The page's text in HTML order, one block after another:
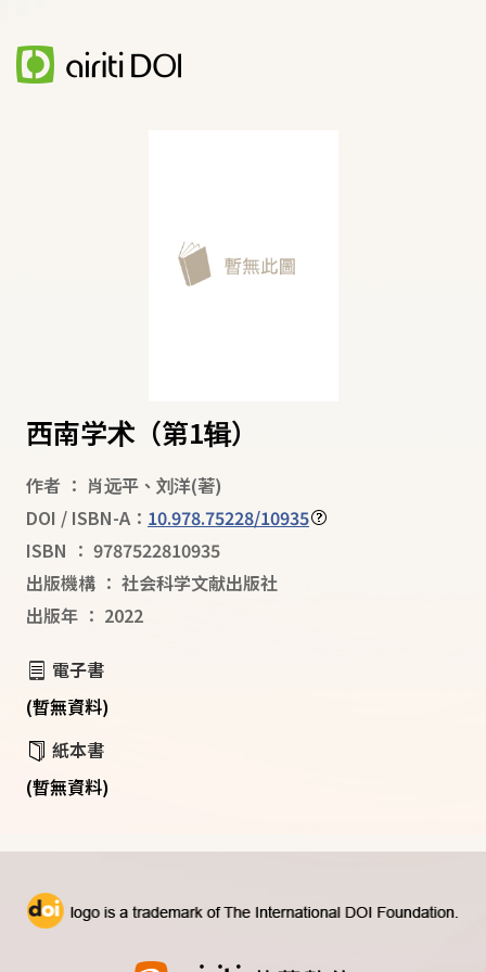
西南学术（第1辑）
作者 ： 肖远平 、 刘洋(著)
DOI / ISBN-A： 10.978.75228/10935
ISBN ： 9787522810935
出版機構 ： 社会科学文献出版社
出版年 ： 2022
電子書
(暫無資料)
紙本書
(暫無資料)